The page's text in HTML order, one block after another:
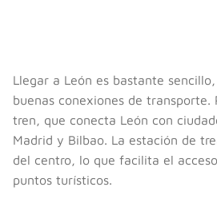
Llegar a León es bastante
buenas conexiones de transporte.
tren, que conecta León con
Madrid y Bilbao. La estación de
del centro, lo que facilita el
puntos turísticos.